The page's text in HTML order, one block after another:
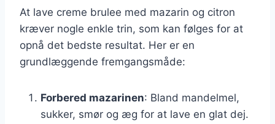
At lave creme brulee med mazarin og citron
kræver nogle enkle trin, som kan følges for at
opnå det bedste resultat. Her er en
grundlæggende fremgangsmåde:
Forbered mazarinen: Bland mandelmel,
sukker, smør og æg for at lave en glat dej.